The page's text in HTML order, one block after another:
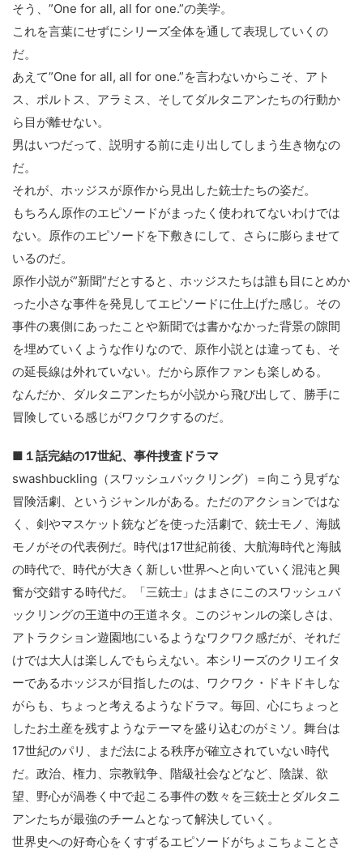
そう、”One for all, all for one.”の美学。
これを言葉にせずにシリーズ全体を通して表現していくの
だ。
あえて”One for all, all for one.”を言わないからこそ、アト
ス、ポルトス、アラミス、そしてダルタニアンたちの行動か
ら目が離せない。
男はいつだって、説明する前に走り出してしまう生き物なの
だ。
それが、ホッジスが原作から見出した銃士たちの姿だ。
もちろん原作のエピソードがまったく使われてないわけでは
ない。原作のエピソードを下敷きにして、さらに膨らませて
いるのだ。
原作小説が”新聞”だとすると、ホッジスたちは誰も目にとめか
った小さな事件を発見してエピソードに仕上げた感じ。その
事件の裏側にあったことや新聞では書かなかった背景の隙間
を埋めていくような作りなので、原作小説とは違っても、そ
の延長線は外れていない。だから原作ファンも楽しめる。
なんだか、ダルタニアンたちが小説から飛び出して、勝手に
冒険している感じがワクワクするのだ。
■１話完結の17世紀、事件捜査ドラマ
swashbuckling（スワッシュバックリング）＝向こう見ずな
冒険活劇、というジャンルがある。ただのアクションではな
く、剣やマスケット銃などを使った活劇で、銃士モノ、海賊
モノがその代表例だ。時代は17世紀前後、大航海時代と海賊
の時代で、時代が大きく新しい世界へと向いていく混沌と興
奮が交錯する時代だ。「三銃士」はまさにこのスワッシュバ
ックリングの王道中の王道ネタ。このジャンルの楽しさは、
アトラクション遊園地にいるようなワクワク感だが、それだ
けでは大人は楽しんでもらえない。本シリーズのクリエイタ
ーであるホッジスが目指したのは、ワクワク・ドキドキしな
がらも、ちょっと考えるようなドラマ。毎回、心にちょっと
したお土産を残すようなテーマを盛り込むのがミソ。舞台は
17世紀のパリ、まだ法による秩序が確立されていない時代
だ。政治、権力、宗教戦争、階級社会などなど、陰謀、欲
望、野心が渦巻く中で起こる事件の数々を三銃士とダルタニ
アンたちが最強のチームとなって解決していく。
世界史への好奇心をくすずるエピソードがちょこちょことさ